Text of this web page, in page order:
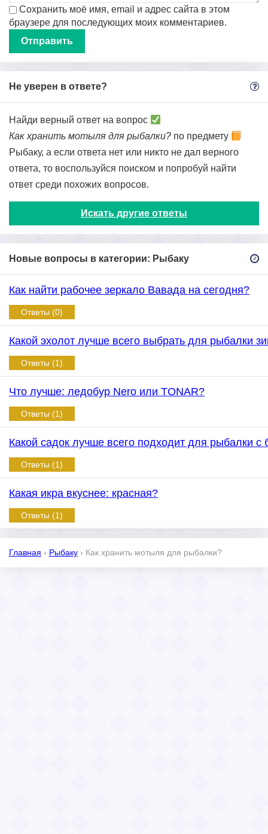
Сохранить моё имя, email и адрес сайта в этом
браузере для последующих моих комментариев.
Не уверен в ответе?
Найди верный ответ на вопрос
Как хранить мотыля для рыбалки? по предмету
Рыбаку, а если ответа нет или никто не дал верного
ответа, то воспользуйся поиском и попробуй найти
ответ среди похожих вопросов.
Искать другие ответы
Новые вопросы в категории: Рыбаку
Как найти рабочее зеркало Вавада на сегодня?
Ответы (0)
Какой эхолот лучше всего выбрать для рыбалки
Ответы (1)
Что лучше: ледобур Nero или TONAR?
Ответы (1)
Какой садок лучше всего подходит для рыбалки с
Ответы (1)
Какая икра вкуснее: красная?
Ответы (1)
Главная › Рыбаку › Как хранить мотыля для рыбалки?